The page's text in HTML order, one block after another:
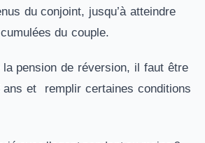
du conjoint, jusqu’à atteindre
du couple.
pension de réversion, il faut être
ans et remplir certaines conditions